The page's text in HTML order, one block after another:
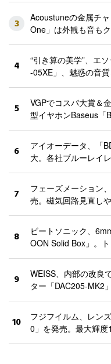
3
Acoustuneの金属チ
One」は外観も音も
4
“引き算の美学”、エ
-05XE」、魅惑の音質
5
VGPでコスパ大賞＆
型イヤホンBaseus「
6
アイオーデータ、「
大。各社ブルーレイ
7
フェーズメーション
売。磁気回路見直し
8
ビートソニック、
OON Solid Box」。
9
WEISS、内部の改良
ター「DAC205-MK2」
10
フジフイルム、レン
0」を発売。最大輝